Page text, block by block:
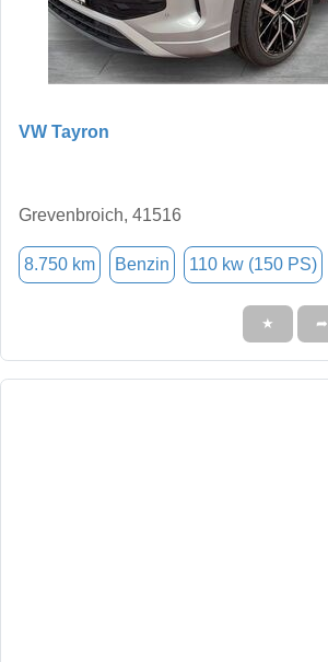
VW Tayron
Grevenbroich, 41516
8.750 km Benzin 110 kw (150 PS)
★ ➦